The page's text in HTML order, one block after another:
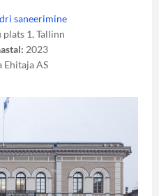
saneerimine
1, Tallinn
2023
Ehitaja AS